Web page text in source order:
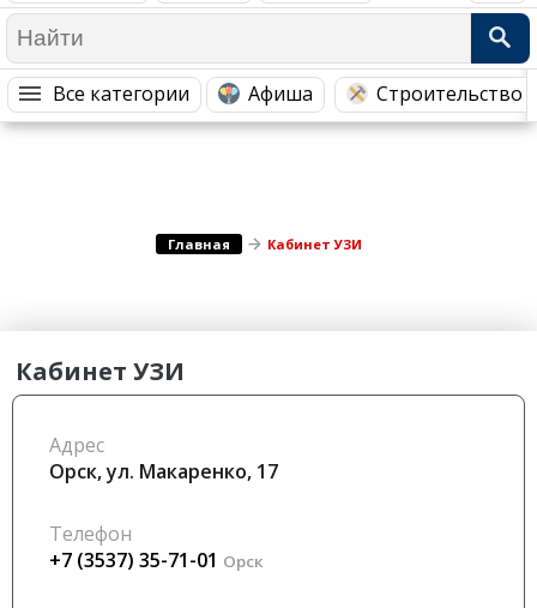
Все категории Афиша Строительство
Медицина Здоровье
Гостиницы
Промышленность
Городское хозяйство
Главная Кабинет УЗИ
Кабинет УЗИ
Адрес
Орск, ул. ​Макаренко, 17
Телефон
+7 (3537) 35-71-01 Орск